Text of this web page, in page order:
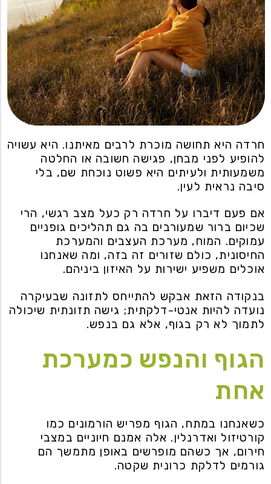
חרדה היא תחושה מוכרת לרבים מאיתנו. היא עשויה
להופיע לפני מבחן, פגישה חשובה או החלטה
משמעותית ולעיתים היא פשוט נוכחת שם, בלי
סיבה נראית לעין.
אם פעם דיברו על חרדה רק כעל מצב רגשי, הרי
שכיום ברור שמעורבים בה גם תהליכים גופניים
עמוקים. המוח, מערכת העצבים והמערכת
החיסונית, כולם שזורים זה בזה, ומה שאנחנו
אוכלים משפיע ישירות על האיזון ביניהם.
בנקודה הזאת אבקש להתייחס לתזונה שבעיקרה
נועדה להיות אנטי-דלקתית; גישה תזונתית שיכולה
לתמוך לא רק בגוף, אלא גם בנפש.
הגוף והנפש כמערכת
אחת
כשאנחנו במתח, הגוף מפריש הורמונים כמו
קורטיזול ואדרנלין. אלה אמנם חיוניים במצבי
חירום, אך כשהם מופרשים באופן מתמשך הם
גורמים לדלקת כרונית שקטה.